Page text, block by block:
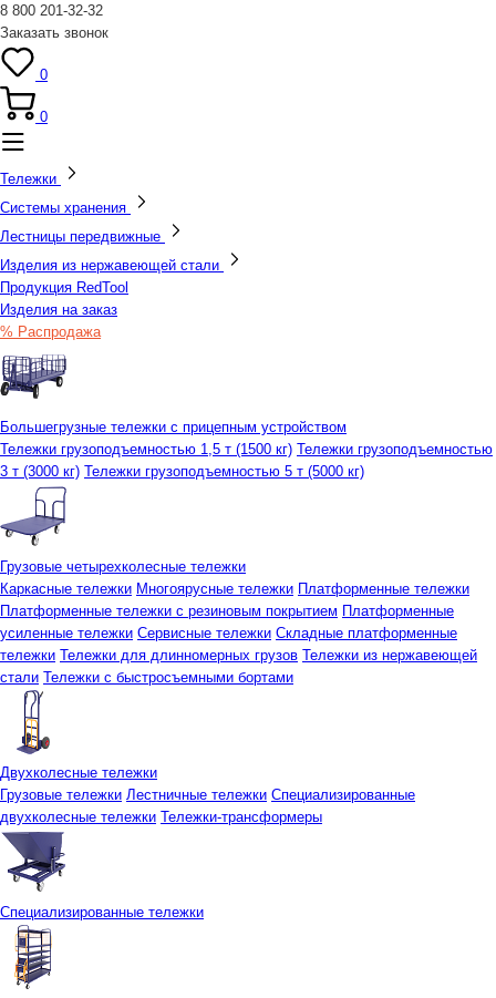
8 800 201-32-32
Заказать звонок
0
0
Тележки
Системы хранения
Лестницы передвижные
Изделия из нержавеющей стали
Продукция RedTool
Изделия на заказ
% Распродажа
Большегрузные тележки с прицепным устройством
Тележки грузоподъемностью 1,5 т (1500 кг) Тележки грузоподъемностью
3 т (3000 кг) Тележки грузоподъемностью 5 т (5000 кг)
Грузовые четырехколесные тележки
Каркасные тележки Многоярусные тележки Платформенные тележки
Платформенные тележки с резиновым покрытием Платформенные
усиленные тележки Сервисные тележки Складные платформенные
тележки Тележки для длинномерных грузов Тележки из нержавеющей
стали Тележки с быстросъемными бортами
Двухколесные тележки
Грузовые тележки Лестничные тележки Специализированные
двухколесные тележки Тележки-трансформеры
Специализированные тележки